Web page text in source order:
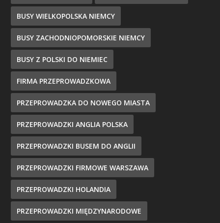
BUSY WIELKOPOLSKA NIEMCY
BUSY ZACHODNIOPOMORSKIE NIEMCY
BUSY Z POLSKI DO NIEMIEC
FIRMA PRZEPROWADZKOWA
PRZEPROWADZKA DO NOWEGO MIASTA
PRZEPROWADZKI ANGLIA POLSKA
PRZEPROWADZKI BUSEM DO ANGLII
PRZEPROWADZKI FIRMOWE WARSZAWA
PRZEPROWADZKI HOLANDIA
PRZEPROWADZKI MIĘDZYNARODOWE